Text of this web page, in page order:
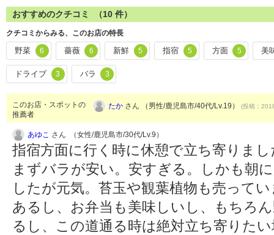
おすすめのクチコミ （10 件）
クチコミからみる、このお店の特長
野菜 6 薔薇 6 新鮮 5 指宿 5 方面 5 美
ドライブ 3 バラ 3
このお店・スポットの
推薦者
たか さん （男性/鹿児島市/40代/Lv.19） (投稿：
あゆこ さん （女性/鹿児島市/30代/Lv.9）
指宿方面に行く時に休憩で立ち寄りま
まずバラが安い。安すぎる。しかも朝
したが元気。苔玉や観葉植物も売って
あるし、お弁当も美味しいし、もちろ
るし、この道通る時は絶対立ち寄りた